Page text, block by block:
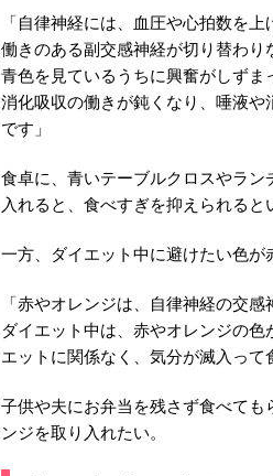
「自律神経には、血圧や心拍数を
働きのある副交感神経が切り替わり
青色を見ているうちに興奮がしずま
消化吸収の働きが鈍くなり、唾液
です」
食卓に、青いテーブルクロスやラ
入れると、食べすぎを抑えられると
一方、ダイエット中に避けたい色が
「赤やオレンジは、自律神経の交
ダイエット中は、赤やオレンジの
エットに関係なく、気分が滅入って
子供や夫にお弁当を残さず食べて
ンジを取り入れたい。